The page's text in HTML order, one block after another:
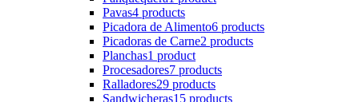
Pavas4 products
Picadora de Alimento6 products
Picadoras de Carne2 products
Planchas1 product
Procesadores7 products
Ralladores29 products
Sandwicheras15 products